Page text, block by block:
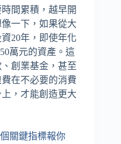
間累積，越早開
一下，如果從大
20年，即使年化
萬元的資產。這
創業基金，甚至
在不必要的消費
，才能創造更大
關鍵指標報你